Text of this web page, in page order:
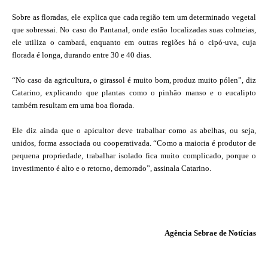
Sobre as floradas, ele explica que cada região tem um determinado vegetal
que sobressai. No caso do Pantanal, onde estão localizadas suas colmeias,
ele utiliza o cambará, enquanto em outras regiões há o cipó-uva, cuja
florada é longa, durando entre 30 e 40 dias.
“No caso da agricultura, o girassol é muito bom, produz muito pólen”, diz
Catarino, explicando que plantas como o pinhão manso e o eucalipto
também resultam em uma boa florada.
Ele diz ainda que o apicultor deve trabalhar como as abelhas, ou seja,
unidos, forma associada ou cooperativada. “Como a maioria é produtor de
pequena propriedade, trabalhar isolado fica muito complicado, porque o
investimento é alto e o retorno, demorado”, assinala Catarino.
Agência Sebrae de Notícias